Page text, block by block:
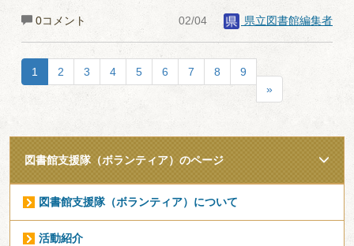
0コメント 02/04 県立図書館編集者
1 2 3 4 5 6 7 8
9
»
図書館支援隊（ボランティア）のページ
図書館支援隊（ボランティア）について
活動紹介